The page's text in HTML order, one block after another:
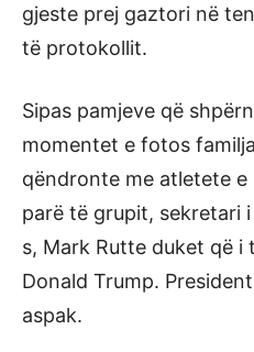
gjeste prej gaztori në
të protokollit.
Sipas pamjeve që
momentet e fotos
qëndronte me atletete
parë të grupit, sekretari
s, Mark Rutte duket që i
Donald Trump.
aspak.